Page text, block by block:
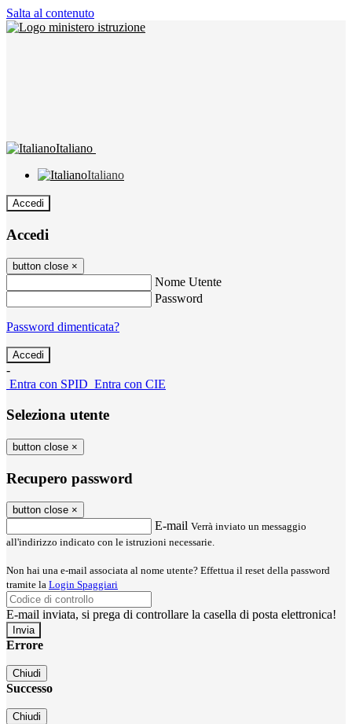
Salta al contenuto
Italiano
Italiano
Accedi
Accedi
button close ×
Nome Utente
Password
Password dimenticata?
-
Entra con SPID Entra con CIE
Seleziona utente
button close ×
Recupero password
button close ×
E-mail Verrà inviato un messaggio
all'indirizzo indicato con le istruzioni necessarie.
Non hai una e-mail associata al nome utente? Effettua il reset della password
tramite la Login Spaggiari
E-mail inviata, si prega di controllare la casella di posta elettronica!
Errore
Chiudi
Successo
Chiudi